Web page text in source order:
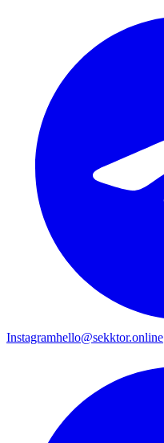
Instagramhello@sekktor.online